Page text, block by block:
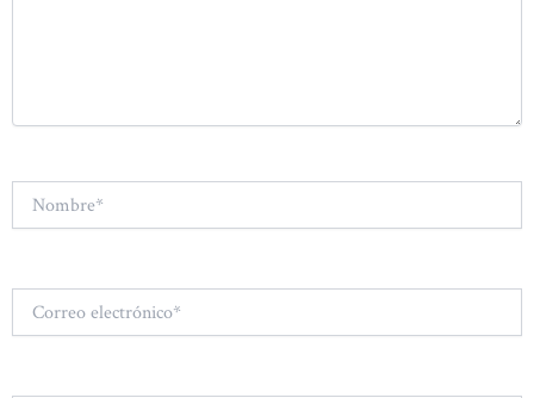
electrónico*